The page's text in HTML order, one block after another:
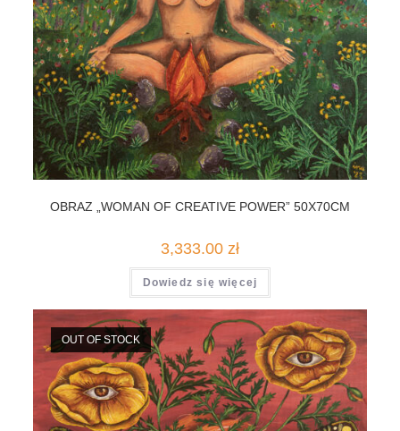
OBRAZ „WOMAN OF CREATIVE POWER” 50X70CM
3,333.00 zł
Dowiedz się więcej
OUT OF STOCK